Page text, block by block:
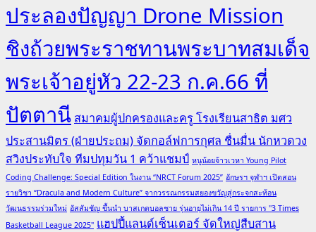
ประลองปัญญา Drone Mission
ชิงถ้วยพระราชทานพระบาทสมเด็จ
พระเจ้าอยู่หัว 22-23 ก.ค.66 ที่
ปัตตานี สมาคมผู้ปกครองและครู โรงเรียนสาธิต มศว
ประสานมิตร (ฝ่ายประถม) จัดกอล์ฟการกุศล ชื่นมื่น นักหวดวง
สวิงประทับใจ ทีมปทุมวัน 1 คว้าแชมป์ หนูน้อยจ้าวเวหา Young Pilot
Coding Challenge: Special Edition ในงาน “NRCT Forum 2025” อักษรฯ จุฬาฯ เปิดสอน
รายวิชา “Dracula and Modern Culture” จากวรรณกรรมสยองขวัญสู่กระจกสะท้อน
วัฒนธรรมร่วมใหม่ อัสสัมชัญ ขึ้นนำ บาสเกตบอลชาย รุ่นอายุไม่เกิน 14 ปี รายการ "3 Times
Basketball League 2025" แฮปปี้แลนด์เซ็นเตอร์ จัดใหญ่สืบสาน